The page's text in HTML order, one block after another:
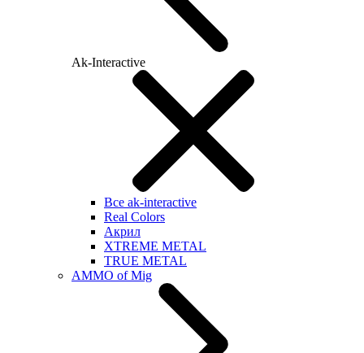
Ak-Interactive
Все ak-interactive
Real Colors
Акрил
XTREME METAL
TRUE METAL
AMMO of Mig